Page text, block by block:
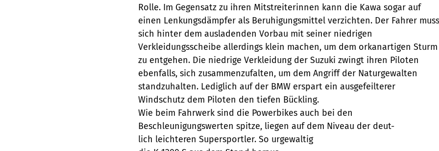
Rolle. Im Gegensatz zu ihren Mitstreiterinnen kann die Kawa sogar auf
einen Lenkungsdämpfer als Beruhigungsmittel verzichten. Der Fahrer muss
sich hinter dem ausladenden Vorbau mit seiner niedrigen
Verkleidungsscheibe allerdings klein machen, um dem orkanartigen Sturm
zu entgehen. Die niedrige Verkleidung der Suzuki zwingt ihren Piloten
ebenfalls, sich zusammenzufalten, um dem Angriff der Naturgewalten
standzuhalten. Lediglich auf der BMW erspart ein ausgefeilterer
Windschutz dem Piloten den tiefen Bückling.
Wie beim Fahrwerk sind die Powerbikes auch bei den
Beschleunigungswerten spitze, liegen auf dem Niveau der deut-
lich leichteren Supersportler. So urgewaltig